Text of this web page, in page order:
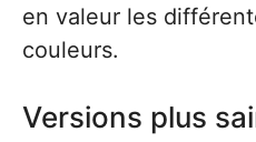
en valeur les
couleurs.
Versions plus